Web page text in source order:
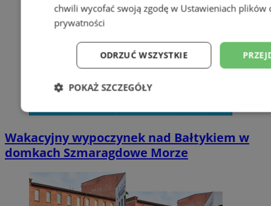
Wakacyjny wypoczynek nad Bałtykiem w
domkach Szmaragdowe Morze
chwili wycofać swoją zgodę w Ustawieniach plików
prywatności
ODRZUĆ WSZYSTKIE
POKAŻ SZCZEGÓŁY
Niezbędne Wydajność
Niesklasyfikowane